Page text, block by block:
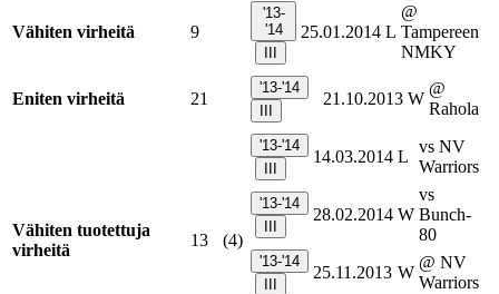
Vähiten virheitä 9
'13-
'14
III
25.01.2014 L
@
Tampereen
NMKY
Eniten virheitä 21
'13-'14
III
21.10.2013 W
@
Rahola
Vähiten tuotettuja
virheitä
13 (4)
'13-'14
III
14.03.2014 L
vs NV
Warriors
'13-'14
III
28.02.2014 W
vs
Bunch-
80
'13-'14
III
25.11.2013 W
@ NV
Warriors